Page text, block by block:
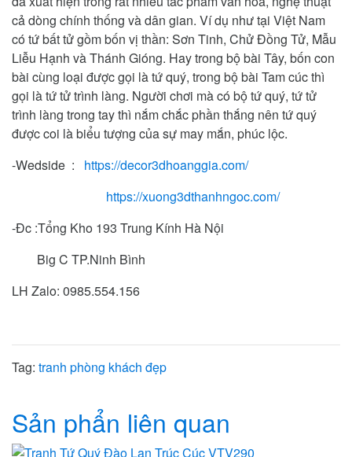
cả dòng chính thống và dân gian. Ví dụ như tại Việt Nam
có tứ bất tử gồm bốn vị thần: Sơn Tinh, Chử Đồng Tử, Mẫu
Liễu Hạnh và Thánh Gióng. Hay trong bộ bài Tây, bốn con
bài cùng loại được gọi là tứ quý, trong bộ bài Tam cúc thì
gọi là tứ tử trình làng. Người chơi mà có bộ tứ quý, tứ tử
trình làng trong tay thì nắm chắc phần thắng nên tứ quý
được coi là biểu tượng của sự may mắn, phúc lộc.
-Wedside : https://decor3dhoanggia.com/
https://xuong3dthanhngoc.com/
-Đc :Tổng Kho 193 Trung Kính Hà Nội
Big C TP.Ninh Bình
LH Zalo: 0985.554.156
Tag: tranh phòng khách đẹp
Sản phẩn liên quan